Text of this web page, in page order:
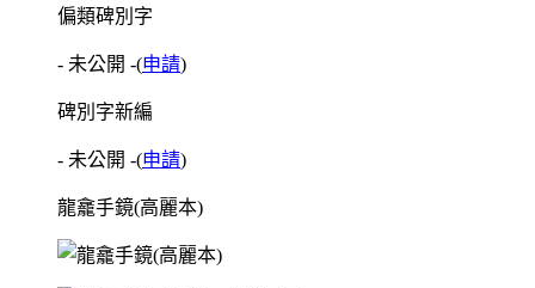
偏類碑別字
- 未公開 -(申請)
碑別字新編
- 未公開 -(申請)
龍龕手鏡(高麗本)